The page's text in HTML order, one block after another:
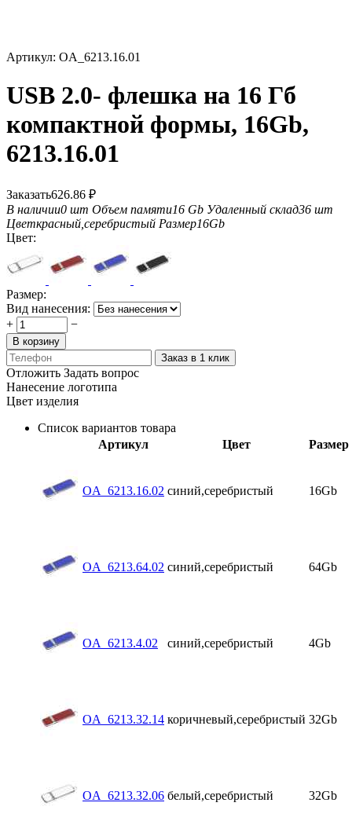
Артикул: OA_6213.16.01
USB 2.0- флешка на 16 Гб
компактной формы, 16Gb,
6213.16.01
Заказать626.86 ₽
В наличии0 шт Объем памяти16 Gb Удаленный склад36 шт
Цветкрасный,серебристый Размер16Gb
Цвет:
Размер:
Вид нанесения:
+
−
В корзину
Заказ в 1 клик
Отложить Задать вопрос
Нанесение логотипа
Цвет изделия
Список вариантов товара
Артикул
Цвет Размер
OA_6213.16.02 синий,серебристый 16Gb
OA_6213.64.02 синий,серебристый 64Gb
OA_6213.4.02 синий,серебристый 4Gb
OA_6213.32.14 коричневый,серебристый 32Gb
OA_6213.32.06 белый,серебристый 32Gb